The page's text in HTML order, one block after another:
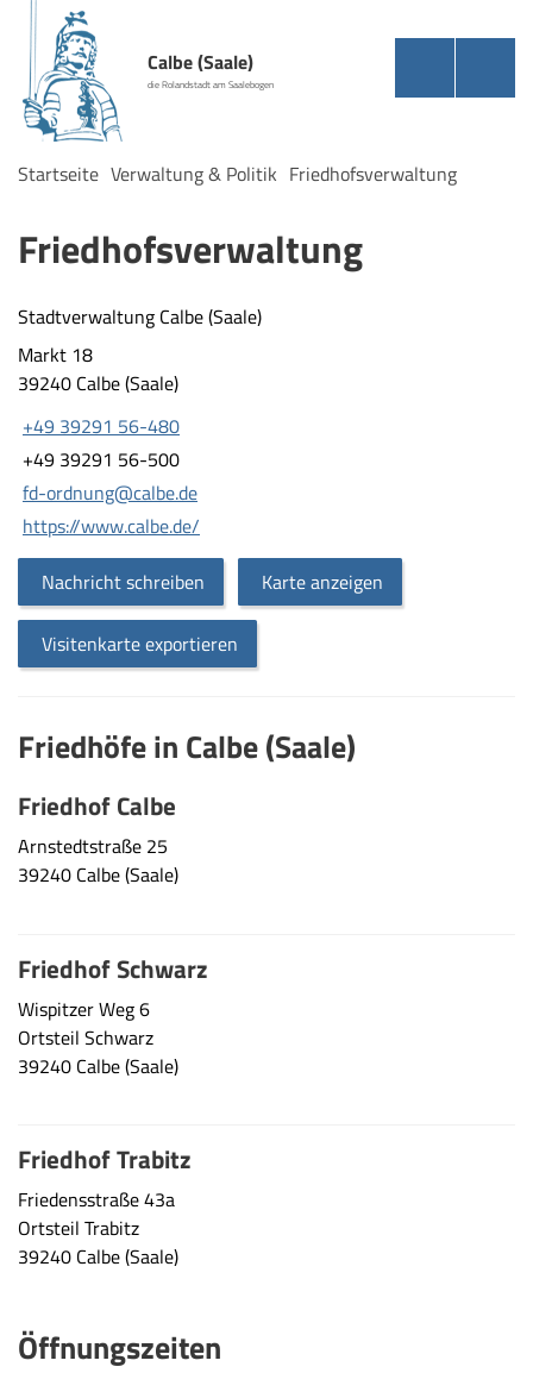
Calbe (Saale)
die Rolandstadt am Saalebogen
Startseite Verwaltung & Politik Friedhofsverwaltung
Friedhofsverwaltung
Stadtverwaltung Calbe (Saale)
Markt 18
39240 Calbe (Saale)
+49 39291 56-480
+49 39291 56-500
fd-ordnung@calbe.de
https://www.calbe.de/
Nachricht schreiben
Karte anzeigen
Visitenkarte exportieren
Friedhöfe in Calbe (Saale)
Friedhof Calbe
Arnstedtstraße 25
39240 Calbe (Saale)
Friedhof Schwarz
Wispitzer Weg 6
Ortsteil Schwarz
39240 Calbe (Saale)
Friedhof Trabitz
Friedensstraße 43a
Ortsteil Trabitz
39240 Calbe (Saale)
Öffnungszeiten